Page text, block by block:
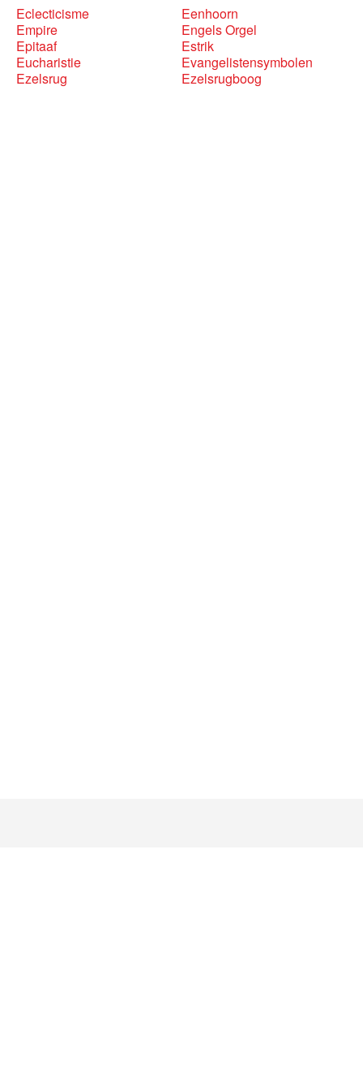
Eclecticisme
Eenhoorn
Empire
Engels Orgel
Epitaaf
Estrik
Eucharistie
Evangelistensymbolen
Ezelsrug
Ezelsrugboog